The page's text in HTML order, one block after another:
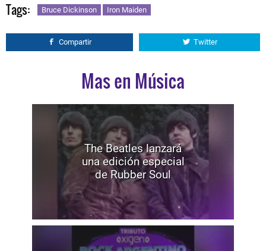
Tags: Bruce Dickinson Iron Maiden
Compartir Twitter
Mas en Música
The Beatles lanzará
una edición especial
de Rubber Soul